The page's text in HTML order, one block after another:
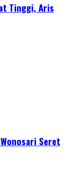
Tinggi, Aris
Seret